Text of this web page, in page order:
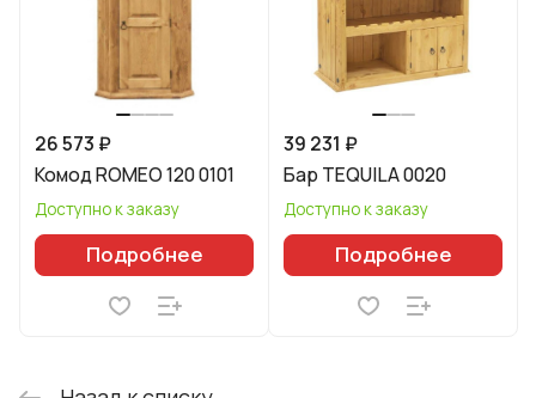
26 573 ₽
Комод ROMEO 120 0101
Доступно к заказу
Подробнее
39 231 ₽
Бар TEQUILA 0020
Доступно к заказу
Подробнее